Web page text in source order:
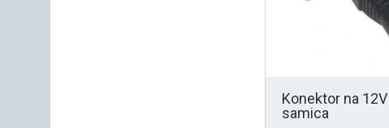
Konektor na 12V
samica